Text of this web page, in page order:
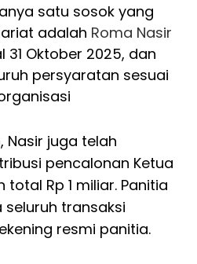
satu sosok yang
adalah Roma Nasir
31 Oktober 2025, dan
persyaratan sesuai
Nasir juga telah
pencalonan Ketua
total Rp 1 miliar. Panitia
transaksi
resmi panitia.